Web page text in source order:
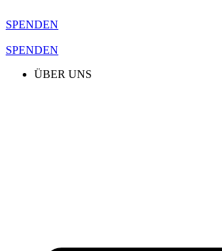
Inhalt
SPENDEN
SPENDEN
ÜBER UNS